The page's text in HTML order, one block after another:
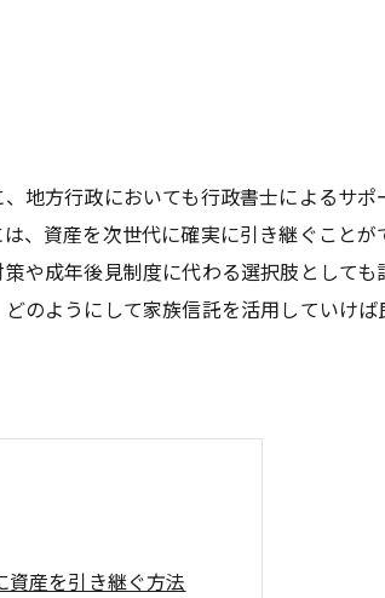
地方行政においても行政書士によるサ
、資産を次世代に確実に引き継ぐこと
や成年後見制度に代わる選択肢として
のようにして家族信託を活用していけ
産を引き継ぐ方法